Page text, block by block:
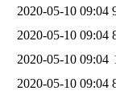
2020-05-10 09:04
2020-05-10 09:04
2020-05-10 09:04
2020-05-10 09:04